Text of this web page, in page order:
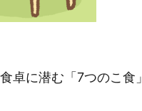
卓に潜む「7つのこ食」